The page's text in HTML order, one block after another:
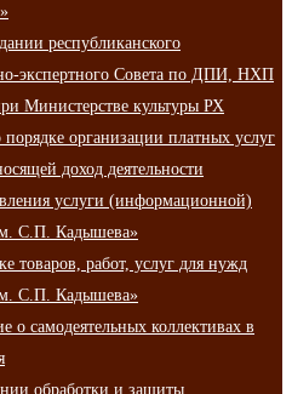
республиканского
экспертного Совета по ДПИ, НХП
Министерстве культуры РХ
организации платных услуг
доход деятельности
услуги (информационной)
С.П. Кадышева»
товаров, работ, услуг для нужд
С.П. Кадышева»
о самодеятельных коллективах в
обработки и защиты